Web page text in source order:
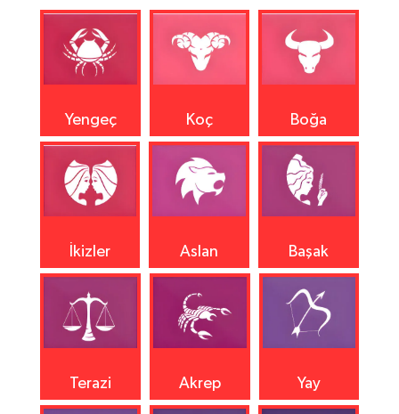
Yengeç Koç Boğa
İkizler Aslan Başak
Terazi Akrep Yay